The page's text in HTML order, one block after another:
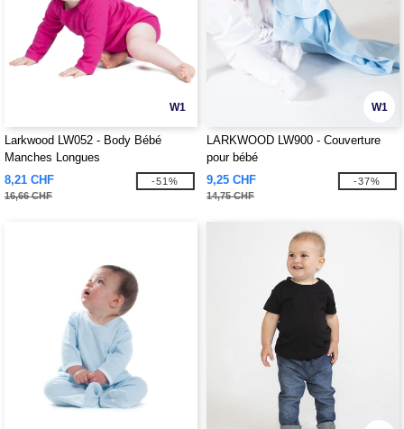
W1
Larkwood LW052 - Body Bébé
Manches Longues
8,21 CHF
16,66 CHF
-51%
W1
LARKWOOD LW900 - Couverture
pour bébé
9,25 CHF
14,75 CHF
-37%